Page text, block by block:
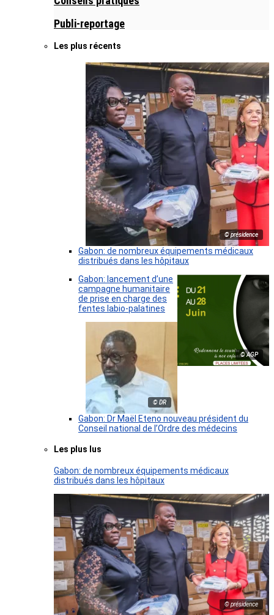
Publi-reportage
Les plus récents
© présidence
Gabon: de nombreux équipements médicaux
distribués dans les hôpitaux
© AGP
Gabon: lancement d’une
campagne humanitaire
de prise en charge des
fentes labio-palatines
© DR
Gabon: Dr Maël Eteno nouveau président du
Conseil national de l’Ordre des médecins
Les plus lus
Gabon: de nombreux équipements médicaux
distribués dans les hôpitaux
© présidence